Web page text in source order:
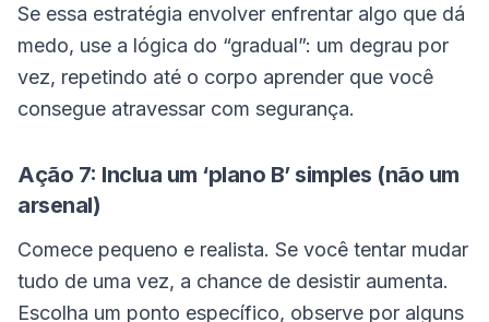
Se essa estratégia envolver enfrentar algo que dá
medo, use a lógica do “gradual”: um degrau por
vez, repetindo até o corpo aprender que você
consegue atravessar com segurança.
Ação 7: Inclua um ‘plano B’ simples (não um
arsenal)
Comece pequeno e realista. Se você tentar mudar
tudo de uma vez, a chance de desistir aumenta.
Escolha um ponto específico, observe por alguns